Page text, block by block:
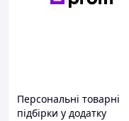
Персональні товарні
підбірки у додатку